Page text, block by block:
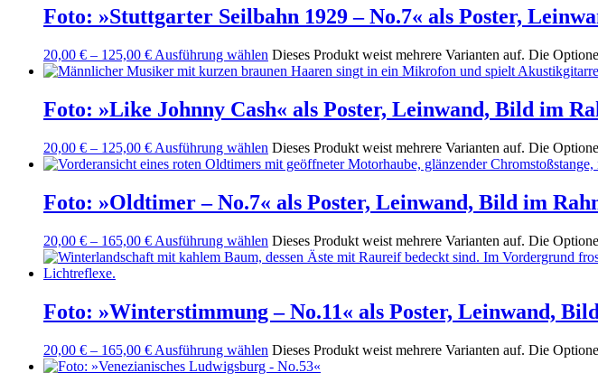
Foto: »Stuttgarter Seilbahn 1929 – No.7« als Poster,
20,00 € – 125,00 € Ausführung wählen Dieses Produkt weist mehrere Varianten auf. Die
Foto: »Like Johnny Cash« als Poster, Leinwand, Bild im
20,00 € – 125,00 € Ausführung wählen Dieses Produkt weist mehrere Varianten auf. Die
Foto: »Oldtimer – No.7« als Poster, Leinwand, Bild im
20,00 € – 165,00 € Ausführung wählen Dieses Produkt weist mehrere Varianten auf. Die
Foto: »Winterstimmung – No.11« als Poster, Leinwand,
20,00 € – 165,00 € Ausführung wählen Dieses Produkt weist mehrere Varianten auf. Die